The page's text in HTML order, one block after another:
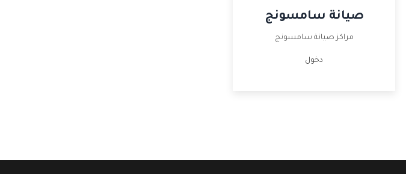
صيانة سامسونج
مراكز صيانة سامسونج
دخول